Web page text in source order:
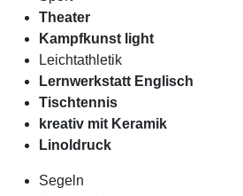
Theater
Kampfkunst light
Leichtathletik
Lernwerkstatt Englisch
Tischtennis
kreativ mit Keramik
Linoldruck
Segeln